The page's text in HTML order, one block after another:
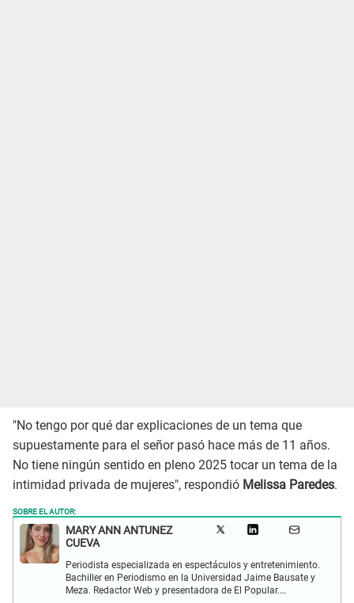
"No tengo por qué dar explicaciones de un tema que
supuestamente para el señor pasó hace más de 11 años.
No tiene ningún sentido en pleno 2025 tocar un tema de la
intimidad privada de mujeres", respondió Melissa Paredes.
SOBRE EL AUTOR:
MARY ANN ANTUNEZ
CUEVA
Periodista especializada en espectáculos y entretenimiento.
Bachiller en Periodismo en la Universidad Jaime Bausate y
Meza. Redactor Web y presentadora de El Popular.